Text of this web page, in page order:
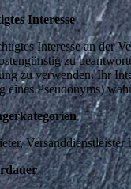
Interesse
Interesse an der
zu
zu verwenden. Ihr
eines Pseudonyms)